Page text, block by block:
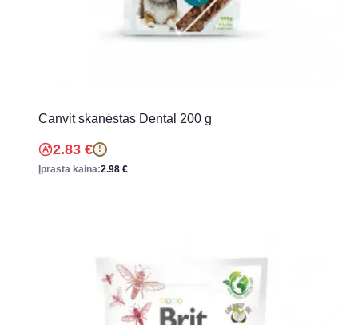
Canvit skanėstas Dental 200 g
2.83 € !
Įprasta kaina:2.98 €